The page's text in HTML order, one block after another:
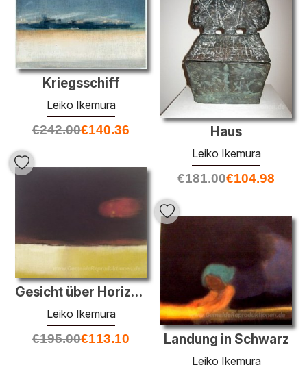
Kriegsschiff
Leiko Ikemura
€242.00€140.36 Haus
Leiko Ikemura
€181.00€104.98
Gesicht über Horizont
Leiko Ikemura
€195.00€113.10 Landung in Schwarz
Leiko Ikemura